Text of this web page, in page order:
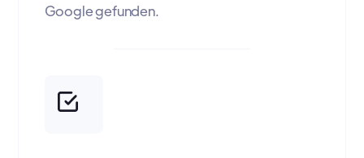
Google gefunden.